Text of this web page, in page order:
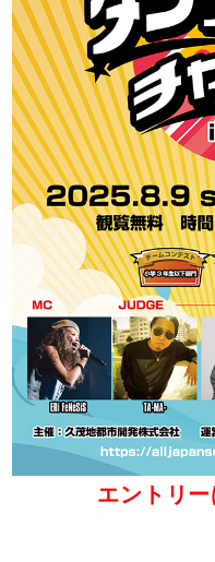
エントリ